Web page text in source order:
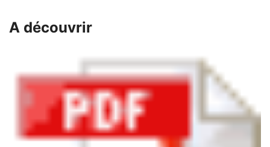
A découvrir